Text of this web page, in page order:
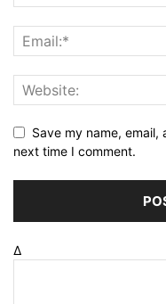
Save my name,
next time I comment.
Δ